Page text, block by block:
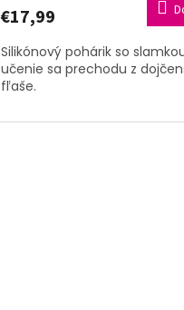
€17,99
Silikónový pohárik so
učenie sa prechodu z
fľaše.